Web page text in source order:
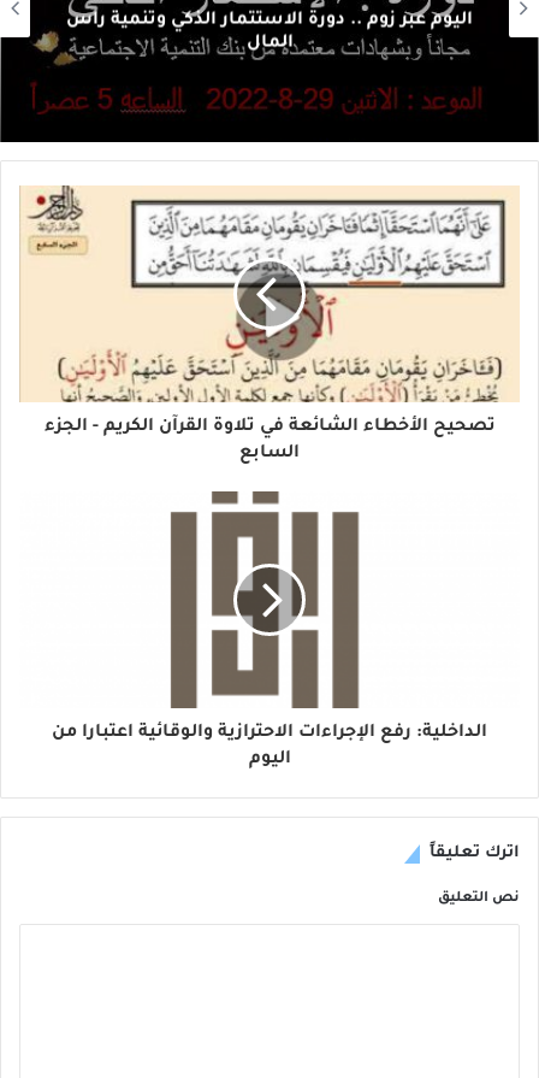
اليوم عبر زوم .. دورة الاستثمار الذكي وتنمية رأس
المال
تصحيح الأخطاء الشائعة في تلاوة القرآن الكريم - الجزء
السابع
الداخلية: رفع الإجراءات الاحترازية والوقائية اعتبارا من
اليوم
اترك تعليقاً
نص التعليق